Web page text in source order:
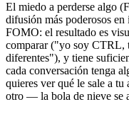
El miedo a perderse algo
difusión más poderosos
FOMO: el resultado es
comparar ("yo soy CTRL,
diferentes"), y tiene
cada conversación tenga
quieres ver qué le sale a
otro — la bola de nieve se